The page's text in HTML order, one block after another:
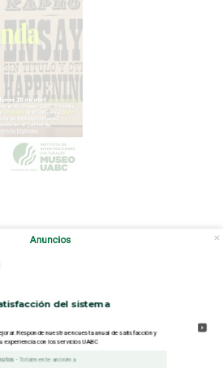
Anuncios
del sistema
Responde nuestra encuesta anual de satisfacción y
experiencia con los servicios UABC
- Totalmente anónima